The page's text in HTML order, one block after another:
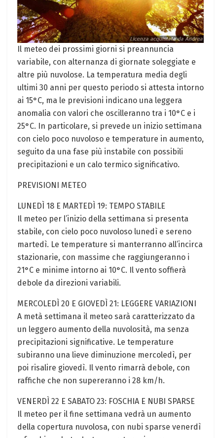
Il meteo dei prossimi giorni si preannuncia
variabile, con alternanza di giornate soleggiate e
altre più nuvolose. La temperatura media degli
ultimi 30 anni per questo periodo si attesta intorno
ai 15°C, ma le previsioni indicano una leggera
anomalia con valori che oscilleranno tra i 10°C e i
25°C. In particolare, si prevede un inizio settimana
con cielo poco nuvoloso e temperature in aumento,
seguito da una fase più instabile con possibili
precipitazioni e un calo termico significativo.
PREVISIONI METEO
LUNEDÌ 18 E MARTEDÌ 19: TEMPO STABILE
Il meteo per l’inizio della settimana si presenta
stabile, con cielo poco nuvoloso lunedì e sereno
martedì. Le temperature si manterranno all’incirca
stazionarie, con massime che raggiungeranno i
21°C e minime intorno ai 10°C. Il vento soffierà
debole da direzioni variabili.
MERCOLEDÌ 20 E GIOVEDÌ 21: LEGGERE VARIAZIONI
A metà settimana il meteo sarà caratterizzato da
un leggero aumento della nuvolosità, ma senza
precipitazioni significative. Le temperature
subiranno una lieve diminuzione mercoledì, per
poi risalire giovedì. Il vento rimarrà debole, con
raffiche che non supereranno i 28 km/h.
VENERDÌ 22 E SABATO 23: FOSCHIA E NUBI SPARSE
Il meteo per il fine settimana vedrà un aumento
della copertura nuvolosa, con nubi sparse venerdì